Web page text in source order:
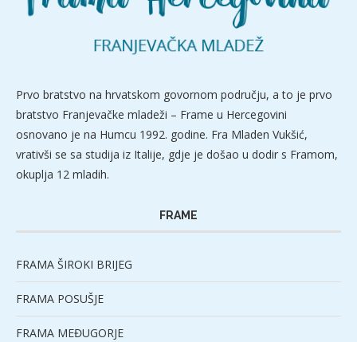
Prvo bratstvo na hrvatskom govornom području, a to je prvo
bratstvo Franjevačke mladeži – Frame u Hercegovini
osnovano je na Humcu 1992. godine. Fra Mladen Vukšić,
vrativši se sa studija iz Italije, gdje je došao u dodir s Framom,
okuplja 12 mladih.
FRAME
FRAMA ŠIROKI BRIJEG
FRAMA POSUŠJE
FRAMA MEĐUGORJE